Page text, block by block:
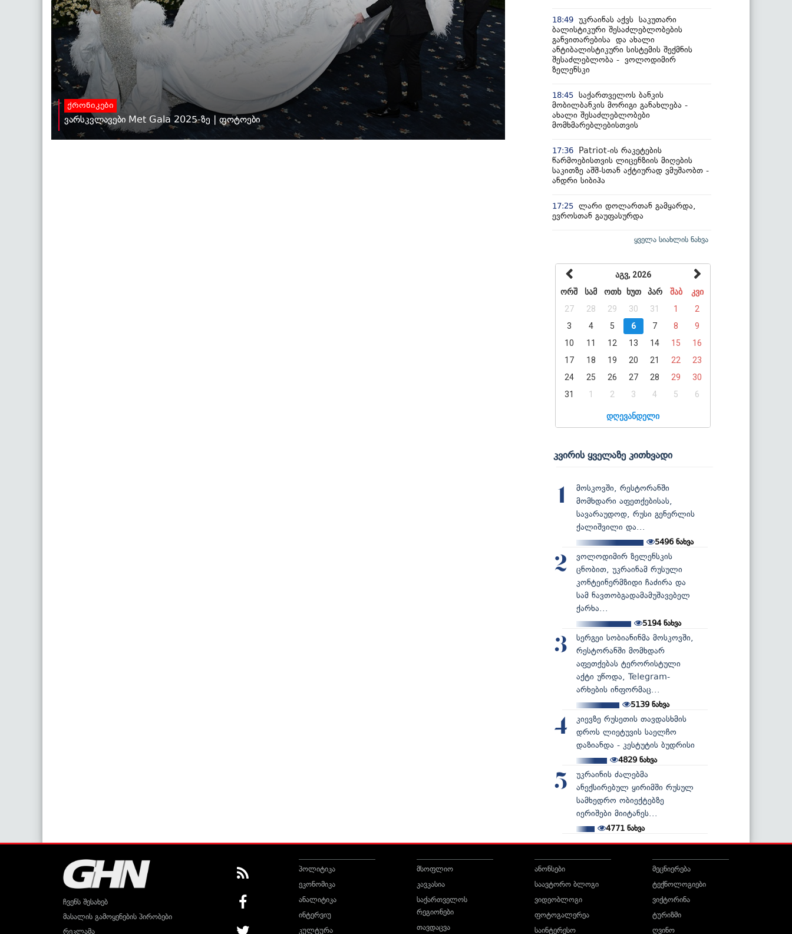
ქრონიკები
ვარსკვლავები Met Gala 2025-ზე | ფოტოები
18:49 უკრაინას აქვს საკუთარი
ბალისტიკური შესაძლებლობების
განვითარებისა და ახალი
ანტიბალისტიკური სისტემის შექმნის
შესაძლებლობა - ვოლოდიმირ
ზელენსკი
18:45 საქართველოს ბანკის
მობილბანკის მორიგი განახლება -
ახალი შესაძლებლობები
მომხმარებლებისთვის
17:36
Patriot-ის რაკეტების
წარმოებისთვის ლიცენზიის მიღების
საკითზე აშშ-სთან აქტიურად ვმუშაობთ -
ანდრი სიბიჰა
17:25 ლარი დოლართან გამყარდა,
ევროსთან გაუფასურდა
ყველა სიახლის ნახვა
აგვ, 2026
ორშ
სამ ოთხ ხუთ პარ შაბ
კვი
27
28 29 30 31 1
2
3
4 5 6 7 8
9
10
11 12 13 14 15
16
17
18 19 20 21 22
23
24
25 26 27 28 29
30
31
1 2 3 4 5 6
დღევანდელი
კვირის ყველაზე კითხვადი
1
მოსკოვში, რესტორანში
მომხდარი აფეთქებისას,
სავარაუდოდ, რუსი გენერლის
ქალიშვილი და...
5496ნახვა
2
ვოლოდიმირ ზელენსკის
ცნობით, უკრაინამ რუსული
კონტეინერმზიდი ჩაძირა და
სამ ნავთობგადამამუშავებელ
ქარხა...
5194ნახვა
3
სერგეი სობიანინმა მოსკოვში,
რესტორანში მომხდარ
აფეთქებას ტერორისტული
აქტი უწოდა, Telegram-
არხების ინფორმაც...
5139ნახვა
4
კიევზე რუსეთის თავდასხმის
დროს ლიეტუვის საელჩო
დაზიანდა - კესტუტის ბუდრისი
4829ნახვა
5
უკრაინის ძალებმა
ანექსირებულ ყირიმში რუსულ
სამხედრო ობიექტებზე
იერიშები მიიტანეს...
4771 ნახვა
ჩვენს შესახებ
მასალის გამოყენების პირობები
რეკლამა
პოლიტიკა
ეკონომიკა
ანალიტიკა
ინტერვიუ
კულტურა
მსოფლიო
კავკასია
საქართველოს
რეგიონები
თავდაცვა
ანონსები
საავტორო ბლოგი
ვიდეობლოგი
ფოტოგალერეა
საინტერესო
მეცნიერება
ტექნოლოგიები
ვიქტორინა
ტურიზმი
ღვინო